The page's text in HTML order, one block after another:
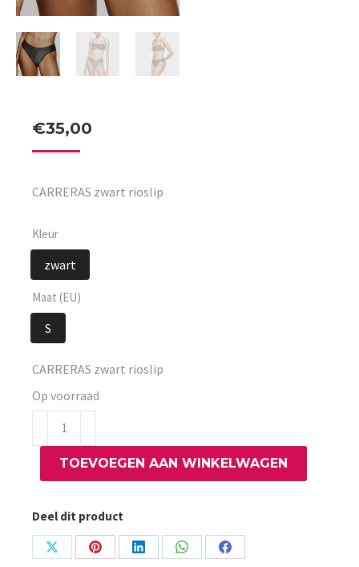
€35,00
CARRERAS zwart rioslip
Kleur
zwart
Maat (EU)
S
CARRERAS zwart rioslip
Op voorraad
CARRERAS
zwart
rioslipTOEVOEGEN AAN WINKELWAGEN
Deel dit product
Share
Share
Share
Share
Share